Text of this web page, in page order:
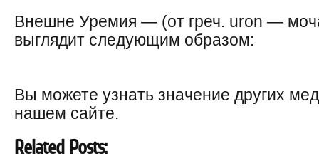
Внешне Уремия — (от греч. uron —
выглядит следующим образом:
Вы можете узнать значение других
нашем сайте.
Related Posts: